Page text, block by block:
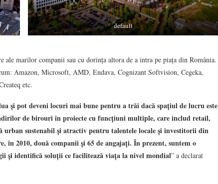
default
ale marilor companii sau cu dorința altora de a intra pe piața din România.
Amazon, Microsoft, AMD, Endava, Cognizant Softvision, Cegeka,
etc.
și pot deveni locuri mai bune pentru a trăi dacă spațiul de lucru este
de birouri în proiecte cu funcțiuni multiple, care includ retail,
sustenabil și atractiv pentru talentele locale și investitorii din
în 2010, două companii și 65 de angajați. În prezent, suntem o
și identifică soluții ce facilitează viața la nivel mondial” a declarat